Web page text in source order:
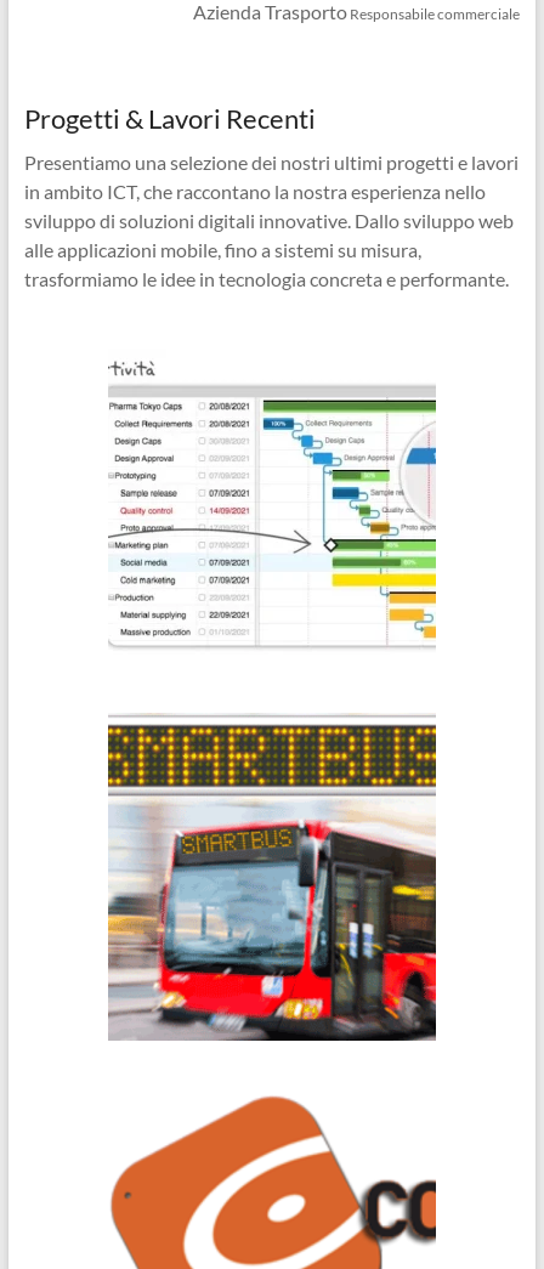
Azienda Trasporto Responsabile commerciale
Progetti & Lavori Recenti
Presentiamo una selezione dei nostri ultimi progetti e lavori
in ambito ICT, che raccontano la nostra esperienza nello
sviluppo di soluzioni digitali innovative. Dallo sviluppo web
alle applicazioni mobile, fino a sistemi su misura,
trasformiamo le idee in tecnologia concreta e performante.